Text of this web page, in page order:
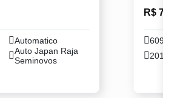
Automatico
Auto Japan Raja
Seminovos
R$
2018 /